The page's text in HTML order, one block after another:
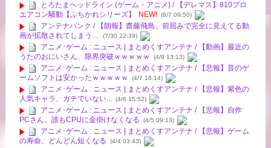
とろたまヘッドライン (ゲーム・アニメ) / 【デレマス】810プロ
エアコン騒動【ぷちかれシリーズ】
NEW! (8/7 09:50)
アンテナバンク / 【朗報】齋藤飛鳥、前屈みで完全に見えてる動
画が拡散されてしまう…
(7/30 22:39)
アニメ･ゲーム : ニュース | まとめくすアンテナ / 【動画】最近の
うたのおにいさん、限界突破ｗｗｗｗｗ
(4/9 13:13)
アニメ･ゲーム : ニュース | まとめくすアンテナ / 【悲報】昔のゲ
ームソフトは安かったｗｗｗｗｗ
(4/7 16:14)
アニメ･ゲーム : ニュース | まとめくすアンテナ / 【悲報】紫色の
人気キャラ、ガチでいない... (4/6 15:52)
アニメ･ゲーム : ニュース | まとめくすアンテナ / 【悲報】自作
PCさん、誰もCPUに金掛けなくなる
(4/5 09:13)
アニメ･ゲーム : ニュース | まとめくすアンテナ / 【悲報】ゲーム
の寿命、どんどん短くなる
(4/4 03:43)